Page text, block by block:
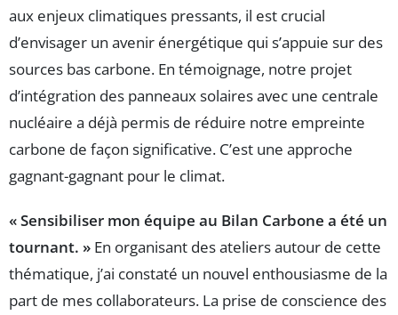
aux enjeux climatiques pressants, il est crucial
d’envisager un avenir énergétique qui s’appuie sur des
sources bas carbone. En témoignage, notre projet
d’intégration des panneaux solaires avec une centrale
nucléaire a déjà permis de réduire notre empreinte
carbone de façon significative. C’est une approche
gagnant-gagnant pour le climat.
« Sensibiliser mon équipe au Bilan Carbone a été un
tournant. » En organisant des ateliers autour de cette
thématique, j’ai constaté un nouvel enthousiasme de la
part de mes collaborateurs. La prise de conscience des